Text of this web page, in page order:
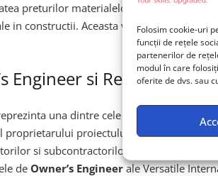
Folosim cookie-uri
funcții de rețele
partenerilor de
modul în care
oferite de dvs. sau
preturilor materialelor de constructii,
in constructii. Aceasta viziune extinsa
Engineer si Reprezentare
una dintre cele mai valoroase
proprietarului proiectului, asigurand ca
si subcontractorilor, verificarea
de Owner’s Engineerale Versatile